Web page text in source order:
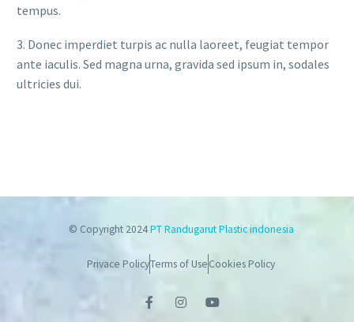
tempus.
3. Donec imperdiet turpis ac nulla laoreet, feugiat tempor
ante iaculis. Sed magna urna, gravida sed ipsum in, sodales
ultricies dui.
© Copyright 2024PT Randugarut Plastic indonesia
Privace PolicyTerms of UseCookies Policy